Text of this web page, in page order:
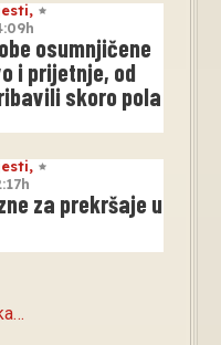
,
osumnjičene
i prijetnje, od
skoro pola
,
za prekršaje u